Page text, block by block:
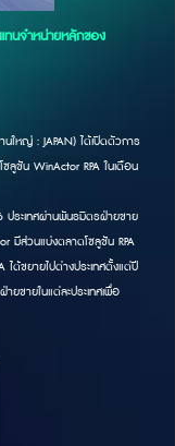
ทนจำหน่ายหลักของ
ใหญ่ : JAPAN) ได้เปิดตัวการ
ลูชัน WinActor RPA ในเดือน
ประเทศผ่านพันธมิตรฝ่ายขาย
มีส่วนแบ่งตลาดโซลูชัน RPA
ด้ขยายไปต่างประเทศตั้งแต่ปี
ขายในแต่ละประเทศเพื่อ